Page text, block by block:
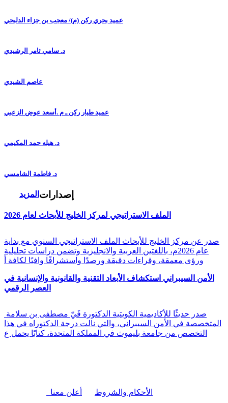
عميد بحري ركن (م)/ معجب بن جزاء الدلبحي
د. سامي ثامر الرشيدي
عاصم الشيدي
عميد طيار ركن ـ م .أسعد عوض الزعبي
د. هيله حمد المكيمي
د. فاطمة الشامسي
المزيد إصدارات
الملف الاستراتيجي لمركز الخليج للأبحاث لعام 2026
صدر عن مركز الخليج للأبحاث الملف الاستراتيجي السنوي مع بداية
عام 2026م، باللغتين العربية والانجليزية وتضمن دراسات تحليلية
ورؤى معمقة، وقراءات دقيقة ورصدًا واستشرافًا وافيًا لكافة أ
الأمن السيبراني استكشاف الأبعاد التقنية والقانونية والإنسانية في
العصر الرقمي
المتخصصة في الأمن السيبراني، والتي نالت درجة الدكتوراه في هذا
التخصص من جامعة بليموث في المملكة المتحدة، كتابًا يحمل ع
أعلن معنا الأحكام والشروط